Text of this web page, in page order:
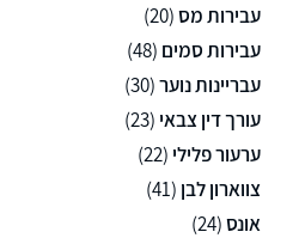
עבירות מס(20)
עבירות סמים (48)
עבריינות נוער(30)
עורך דין צבאי (23)
ערעור פלילי (22)
צווארון לבן (41)
אונס(24)